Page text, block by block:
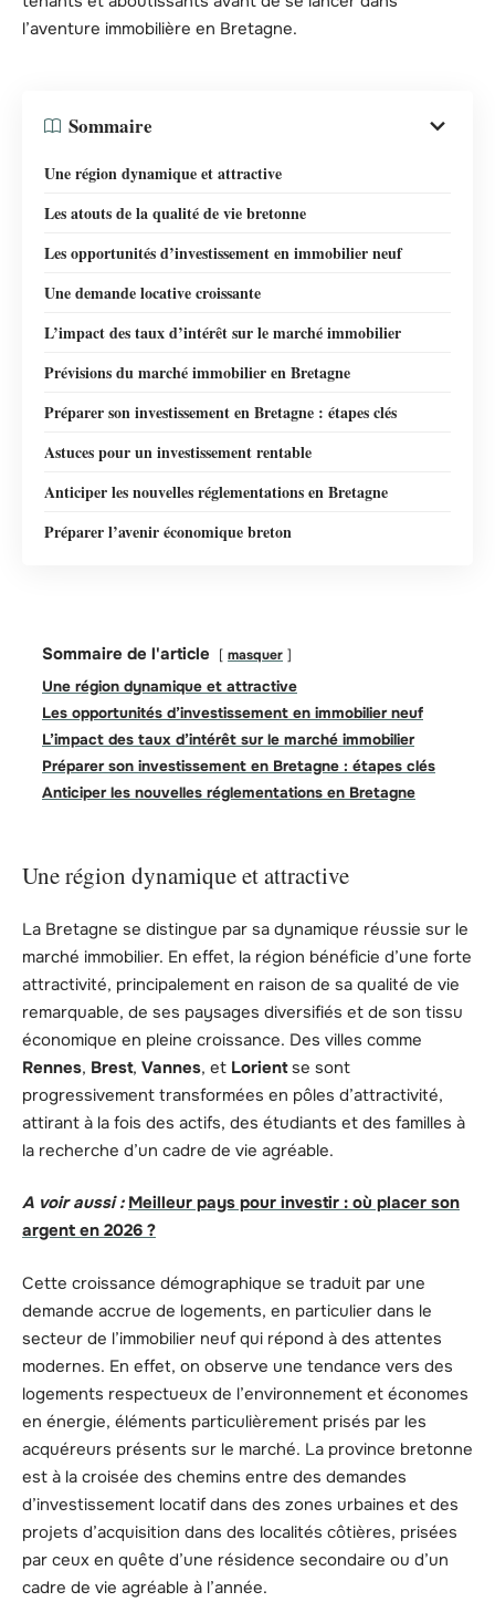
l’aventure immobilière en Bretagne.
Sommaire
Une région dynamique et attractive
Les atouts de la qualité de vie bretonne
Les opportunités d’investissement en immobilier neuf
Une demande locative croissante
L’impact des taux d’intérêt sur le marché immobilier
Prévisions du marché immobilier en Bretagne
Préparer son investissement en Bretagne : étapes clés
Astuces pour un investissement rentable
Anticiper les nouvelles réglementations en Bretagne
Préparer l’avenir économique breton
Sommaire de l'article masquer
Une région dynamique et attractive
Les opportunités d’investissement en immobilier neuf
L’impact des taux d’intérêt sur le marché immobilier
Préparer son investissement en Bretagne : étapes clés
Anticiper les nouvelles réglementations en Bretagne
Une région dynamique et attractive
La Bretagne se distingue par sa dynamique réussie sur le
marché immobilier. En effet, la région bénéficie d’une forte
attractivité, principalement en raison de sa qualité de vie
remarquable, de ses paysages diversifiés et de son tissu
économique en pleine croissance. Des villes comme
Rennes, Brest, Vannes, et Lorientse sont
progressivement transformées en pôles d’attractivité,
attirant à la fois des actifs, des étudiants et des familles à
la recherche d’un cadre de vie agréable.
A voir aussi : Meilleur pays pour investir : où placer son
argent en 2026 ?
Cette croissance démographique se traduit par une
demande accrue de logements, en particulier dans le
secteur de l’immobilier neuf qui répond à des attentes
modernes. En effet, on observe une tendance vers des
logements respectueux de l’environnement et économes
en énergie, éléments particulièrement prisés par les
acquéreurs présents sur le marché. La province bretonne
est à la croisée des chemins entre des demandes
d’investissement locatif dans des zones urbaines et des
projets d’acquisition dans des localités côtières, prisées
par ceux en quête d’une résidence secondaire ou d’un
cadre de vie agréable à l’année.